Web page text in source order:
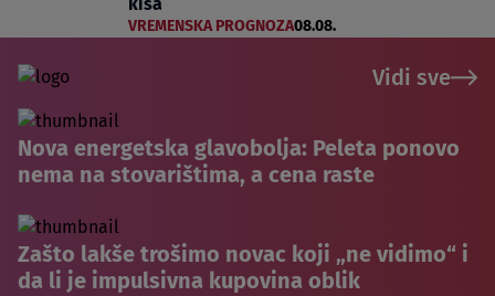
VREMENSKA PROGNOZA08.08.
Vidi sve
Nova energetska glavobolja: Peleta ponovo
nema na stovarištima, a cena raste
Zašto lakše trošimo novac koji „ne vidimo“ i
da li je impulsivna kupovina oblik